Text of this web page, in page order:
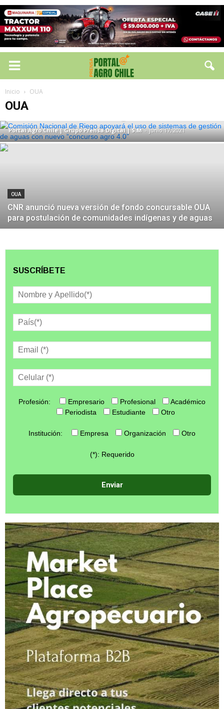
Inicio OUA
OUA
Comisión Nacional de Riego apoyará el
uso de sistemas de gestión de aguas
Portal Agro Chile | Grupo Prensa Digital | S.M - junio 17, 2021
OUA
CNR anunció nueva versión de fondo concursable OUA
para postulación de comunidades indígenas y de aguas
SUSCRÍBETE
Profesión: Empresario Profesional
Académico
Periodista
Estudiante Otro
Institución: Empresa Organización Otro
(*): Requerido